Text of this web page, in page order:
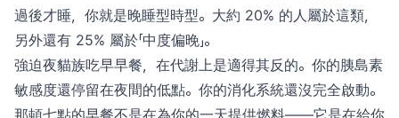
過後才睡，你就是晚睡型時型。大約 20% 的人屬於這類，
另外還有 25% 屬於「中度偏晚」。
強迫夜貓族吃早早餐，在代謝上是適得其反的。你的胰島素
敏感度還停留在夜間的低點。你的消化系統還沒完全啟動。
那頓七點的早餐不是在為你的一天提供燃料——它是在給你